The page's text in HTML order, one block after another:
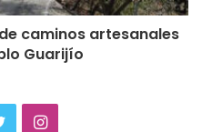
caminos artesanales
Guarijío
TwitterInstagram